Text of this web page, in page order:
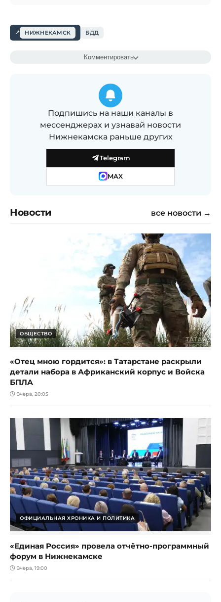
НИЖНЕКАМСК БДД
Комментировать
Подпишись на наши каналы в
мессенджерах и узнавай новости
Нижнекамска раньше других
Telegram
MAX
Новости все новости →
ОБЩЕСТВО
«Отец мною гордится»: в Татарстане раскрыли
детали набора в Африканский корпус и Войска
БПЛА
Вчера, 20:05
ОФИЦИАЛЬНАЯ ХРОНИКА И ПОЛИТИКА
«Единая Россия» провела отчётно-программный
форум в Нижнекамске
Вчера, 19:00